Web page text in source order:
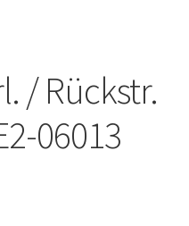
/ Rückstr.
06013